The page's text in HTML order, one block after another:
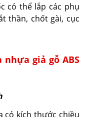
có thể lắp các phụ
thần, chốt gài, cục
giả gỗ ABS
có kích thước chiều